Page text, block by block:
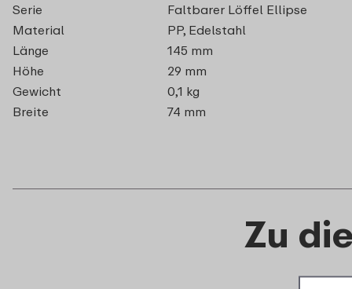
Serie
Faltbarer Löffel Ellipse
Material
PP, Edelstahl
Länge
145 mm
Höhe
29 mm
Gewicht
0,1 kg
Breite
74 mm
Zu